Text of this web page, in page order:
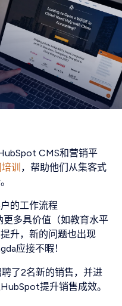
CMS和营销平
训 ，帮助他们从集客式
的工作流程
更多具价值（如教育水平
升，新的问题也出现
应接不暇！
了2名新的销售，并进
提升销售成效。